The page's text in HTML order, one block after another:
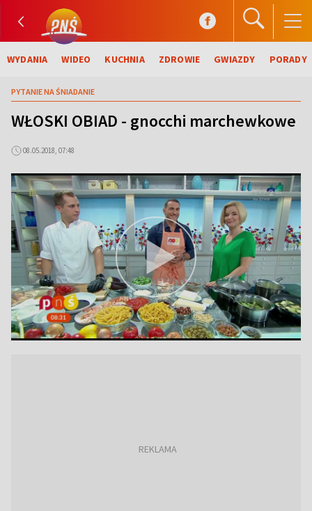
WYDANIA WIDEO KUCHNIA ZDROWIE GWIAZDY PORADY
PYTANIE NA ŚNIADANIE
WŁOSKI OBIAD - gnocchi marchewkowe
08.05.2018, 07:48